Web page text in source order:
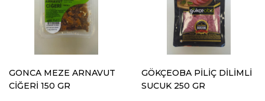
GONCA MEZE ARNAVUT
CİĞERİ 150 GR
GÖKÇEOBA PİLİÇ DİLİMLİ
SUCUK 250 GR